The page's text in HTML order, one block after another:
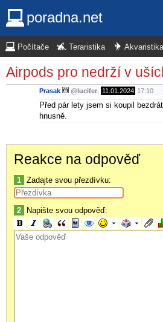
poradna.net
Počítače Teraristika Akvaristika
Airpods pro nedrží v
Prasak @lucifer 11.01.2024 17:10
Před pár lety jsem si koupil
hnusně.
Reakce na odpověď
1 Zadajte svou přezdívku:
2 Napište svou odpověď: